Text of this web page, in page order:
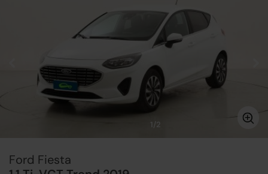
1/2
Ford Fiesta